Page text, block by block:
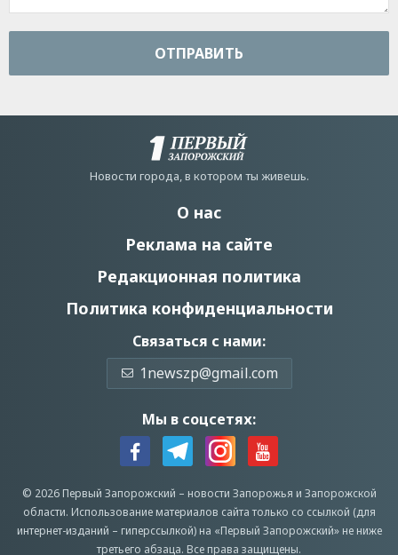
ОТПРАВИТЬ
Новости города, в котором ты живешь.
О нас
Реклама на сайте
Редакционная политика
Политика конфиденциальности
Связаться с нами:
1newszp@gmail.com
Мы в соцсетях:
© 2026 Первый Запорожский – новости Запорожья и Запорожской
области. Использование материалов сайта только со ссылкой (для
интернет-изданий – гиперссылкой) на «Первый Запорожский» не ниже
третьего абзаца. Все права защищены.